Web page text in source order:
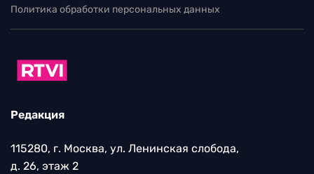
Политика обработки персональных данных
Редакция
115280, г. Москва, ул. Ленинская слобода,
д. 26, этаж 2